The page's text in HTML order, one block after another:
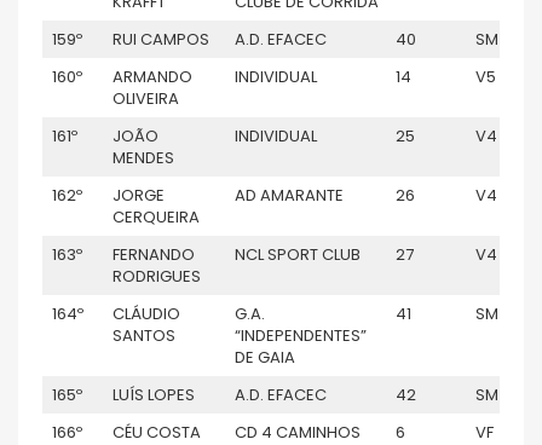
159º RUI CAMPOS A.D. EFACEC 40
SM
160º
ARMANDO
OLIVEIRA
INDIVIDUAL 14 V5
161º
JOÃO
MENDES
INDIVIDUAL 25 V4
162º
JORGE
CERQUEIRA
AD AMARANTE 26 V4
163º
FERNANDO
RODRIGUES
NCL SPORT CLUB 27 V4
164º
CLÁUDIO
SANTOS
G.A.
“INDEPENDENTES”
DE GAIA
41 SM
165º LUÍS LOPES A.D. EFACEC 42
SM
166º
CÉU COSTA CD 4 CAMINHOS 6
VF